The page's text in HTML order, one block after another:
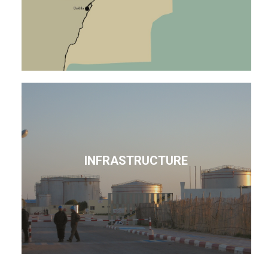
INFRASTRUCTURE